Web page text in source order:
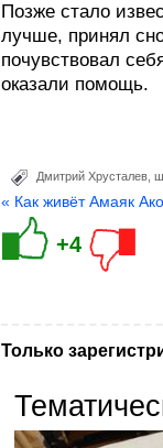
Позже стало
лучше, принял
почувствовал
оказали помощь.
Дмитрий Хрусталев
« Как живёт Амаяк
+4
Только